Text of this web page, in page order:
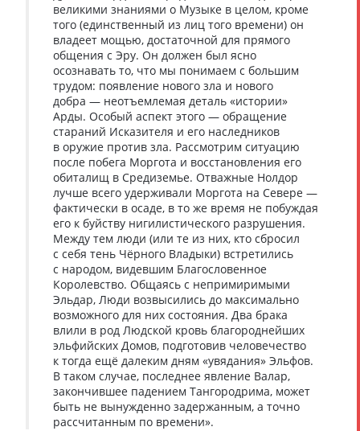
великими знаниями о Музыке в целом, кроме
того (единственный из лиц того времени) он
владеет мощью, достаточной для прямого
общения с Эру. Он должен был ясно
осознавать то, что мы понимаем с большим
трудом: появление нового зла и нового
добра — неотъемлемая деталь «истории»
Арды. Особый аспект этого — обращение
стараний Исказителя и его наследников
в оружие против зла. Рассмотрим ситуацию
после побега Моргота и восстановления его
обиталищ в Средиземье. Отважные Нолдор
лучше всего удерживали Моргота на Севере —
фактически в осаде, в то же время не побуждая
его к буйству нигилистического разрушения.
Между тем люди (или те из них, кто сбросил
с себя тень Чёрного Владыки) встретились
с народом, видевшим Благословенное
Королевство. Общаясь с непримиримыми
Эльдар, Люди возвысились до максимально
возможного для них состояния. Два брака
влили в род Людской кровь благороднейших
эльфийских Домов, подготовив человечество
к тогда ещё далеким дням «увядания» Эльфов.
В таком случае, последнее явление Валар,
закончившее падением Тангородрима, может
быть не вынужденно задержанным, а точно
рассчитанным по времени».